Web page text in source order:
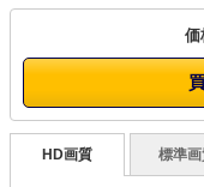
価
HD画質 標準